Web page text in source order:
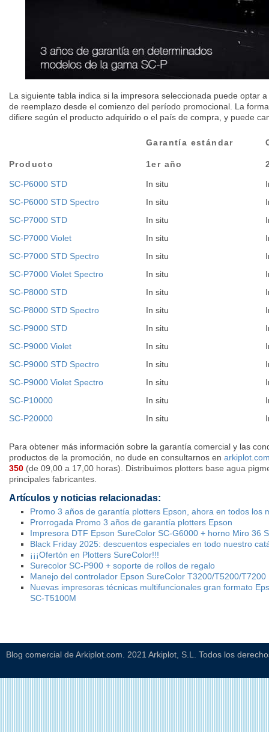
La siguiente tabla indica si la impresora seleccionada puede optar
de reemplazo desde el comienzo del período promocional. La
difiere según el producto adquirido o el país de compra, y puede
Garantía estándar
Producto 1er año
SC-P6000 STD In situ
SC-P6000 STD Spectro
In situ
SC-P7000 STD
In situ
SC-P7000 Violet
In situ
SC-P7000 STD Spectro
In situ
SC-P7000 Violet Spectro
In situ
SC-P8000 STD
In situ
SC-P8000 STD Spectro
In situ
SC-P9000 STD
In situ
SC-P9000 Violet
In situ
SC-P9000 STD Spectro
In situ
SC-P9000 Violet Spectro
In situ
SC-P10000
In situ
SC-P20000
In situ
Para obtener más información sobre la garantía comercial y las
productos de la promoción, no dude en consultarnos en
350 (de 09,00 a 17,00 horas). Distribuimos plotters base agua
principales fabricantes.
Artículos y noticias relacionadas:
Promo 3 años de garantía plotters Epson, ahora en todos los
Prorrogada Promo 3 años de garantía plotters Epson
Impresora DTF Epson SureColor SC-G6000 + horno Miro 36
Black Friday 2025: descuentos especiales en todo nuestro
¡¡¡Ofertón en Plotters SureColor!!!
Surecolor SC-P900 + soporte de rollos de regalo
Manejo del controlador Epson SureColor T3200/T5200/T7200
Nuevas impresoras técnicas multifuncionales gran formato
SC-T5100M
Blog comercial de Arkiplot.com. 2021 Arkiplot, S.L. Todos los